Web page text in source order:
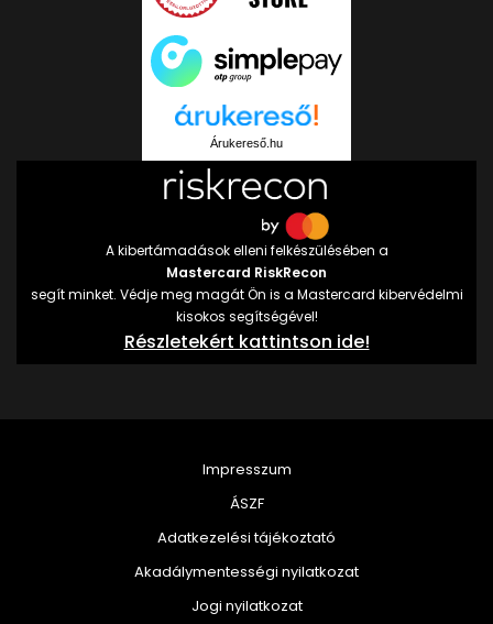
Árukereső.hu
A kibertámadások elleni felkészülésében a
Mastercard RiskRecon
segít minket. Védje meg magát Ön is a Mastercard kibervédelmi
kisokos segítségével!
Részletekért kattintson ide!
Impresszum
ÁSZF
Adatkezelési tájékoztató
Akadálymentességi nyilatkozat
Jogi nyilatkozat